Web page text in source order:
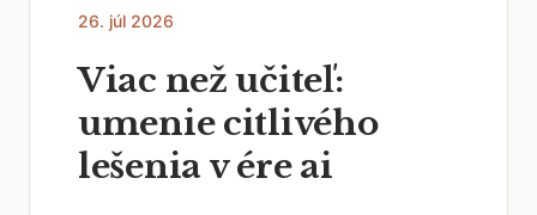
26. júl 2026
Viac než učiteľ:
umenie citlivého
lešenia v ére ai